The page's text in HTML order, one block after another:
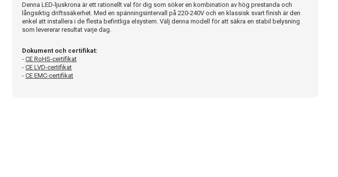
Denna LED-ljuskrona är ett rationellt val för dig som söker en kombination av hög prestanda och
långsiktig driftssäkerhet. Med en spänningsintervall på 220-240V och en klassisk svart finish är den
enkel att installera i de flesta befintliga elsystem. Välj denna modell för att säkra en stabil belysning
som levererar resultat varje dag.
Dokument och certifikat:
- CE RoHS-certifikat
- CE LVD-certifikat
- CE EMC-certifikat